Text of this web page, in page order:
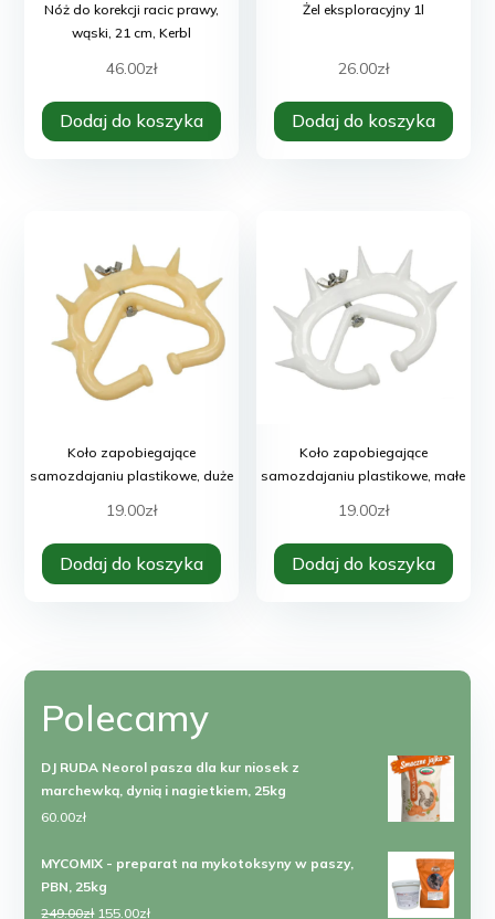
Nóż do korekcji racic prawy,
wąski, 21 cm, Kerbl
46.00zł
Dodaj do koszyka
Żel eksploracyjny 1l
26.00zł
Dodaj do koszyka
Koło zapobiegające
samozdajaniu plastikowe, duże
19.00zł
Dodaj do koszyka
Koło zapobiegające
samozdajaniu plastikowe, małe
19.00zł
Dodaj do koszyka
Polecamy
DJ RUDA Neorol pasza dla kur niosek z
marchewką, dynią i nagietkiem, 25kg
60.00zł
MYCOMIX - preparat na mykotoksyny w paszy,
PBN, 25kg
249.00zł Pierwotna
155.00złAktualna